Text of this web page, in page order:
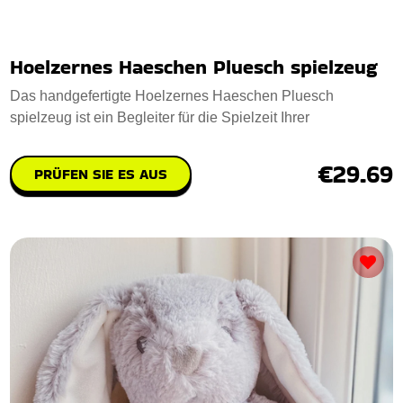
Hoelzernes Haeschen Pluesch spielzeug
Das handgefertigte Hoelzernes Haeschen Pluesch
spielzeug ist ein Begleiter für die Spielzeit Ihrer
PRÜFEN SIE ES AUS €29.69